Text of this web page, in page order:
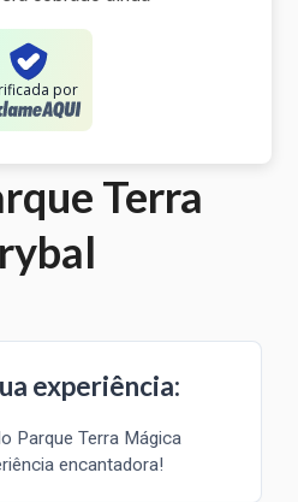
por
Terra
experiência:
Parque Terra Mágica
encantadora!